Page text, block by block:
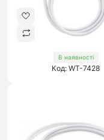
В наявності
Код: WT-7428